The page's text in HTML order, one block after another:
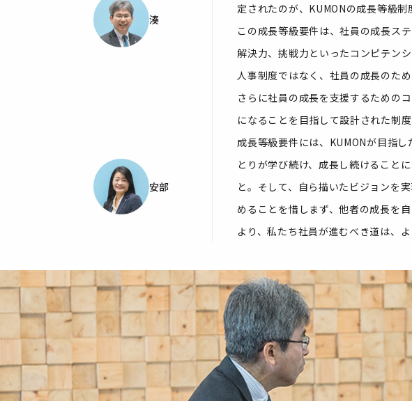
湊
定されたのが、KUMONの成長等級制
この成長等級要件は、社員の成長ス
解決力、挑戦力といったコンピテン
人事制度ではなく、社員の成長のた
さらに社員の成長を支援するための
になることを目指して設計された制度
安部
成長等級要件には、KUMONが目指
とりが学び続け、成長し続けること
と。そして、自ら描いたビジョンを
めることを惜しまず、他者の成長を
より、私たち社員が進むべき道は、よ